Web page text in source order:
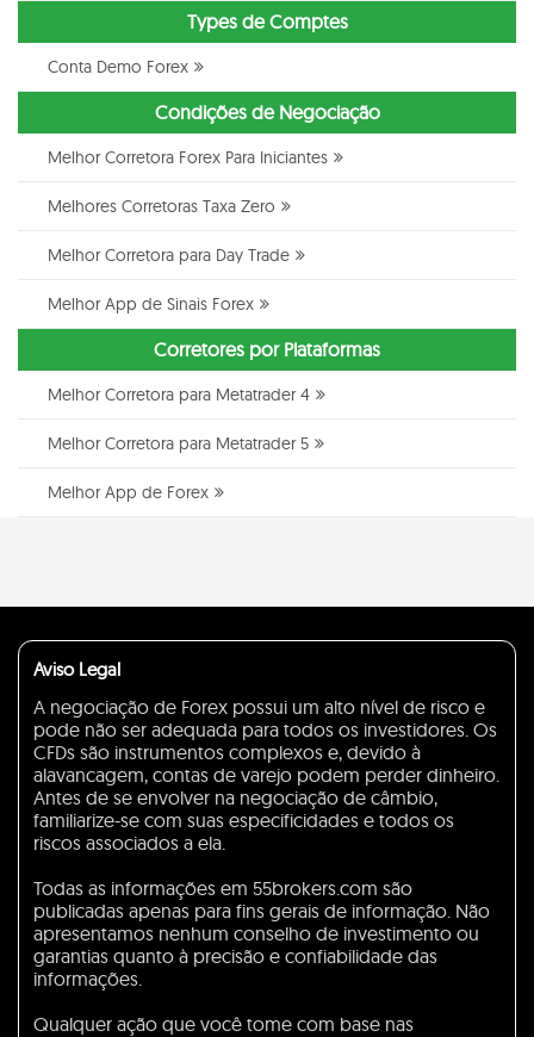
Types de Comptes
Conta Demo Forex
Condições de Negociação
Melhor Corretora Forex Para Iniciantes
Melhores Corretoras Taxa Zero
Melhor Corretora para Day Trade
Melhor App de Sinais Forex
Corretores por Plataformas
Melhor Corretora para Metatrader 4
Melhor Corretora para Metatrader 5
Melhor App de Forex
Aviso Legal
A negociação de Forex possui um alto nível de risco e
pode não ser adequada para todos os investidores. Os
CFDs são instrumentos complexos e, devido à
alavancagem, contas de varejo podem perder dinheiro.
Antes de se envolver na negociação de câmbio,
familiarize-se com suas especificidades e todos os
riscos associados a ela.
Todas as informações em 55brokers.com são
publicadas apenas para fins gerais de informação. Não
apresentamos nenhum conselho de investimento ou
garantias quanto à precisão e confiabilidade das
informações.
Qualquer ação que você tome com base nas